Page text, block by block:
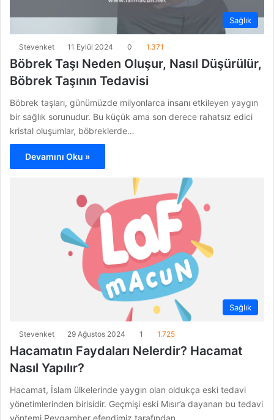
Sağlık
Stevenket 11 Eylül 2024 0 1.371
Böbrek Taşı Neden Oluşur, Nasıl Düşürülür,
Böbrek Taşının Tedavisi
Böbrek taşları, günümüzde milyonlarca insanı etkileyen yaygın
bir sağlık sorunudur. Bu küçük ama son derece rahatsız edici
kristal oluşumlar, böbreklerde…
Devamını Oku »
Sağlık
Stevenket 29 Ağustos 2024 1 1.725
Hacamatın Faydaları Nelerdir? Hacamat
Nasıl Yapılır?
Hacamat, İslam ülkelerinde yaygın olan oldukça eski tedavi
yönetimlerinden birisidir. Geçmişi eski Mısır’a dayanan bu tedavi
yöntemi Peygamber efendimiz tarafından…